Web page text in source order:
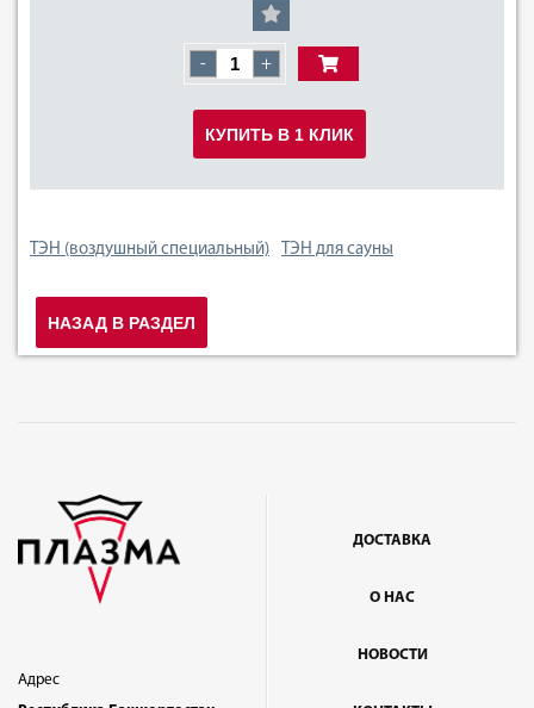
- +
КУПИТЬ В 1 КЛИК
ТЭН (воздушный специальный) ТЭН для сауны
НАЗАД В РАЗДЕЛ
Адрес
ДОСТАВКА
О НАС
НОВОСТИ